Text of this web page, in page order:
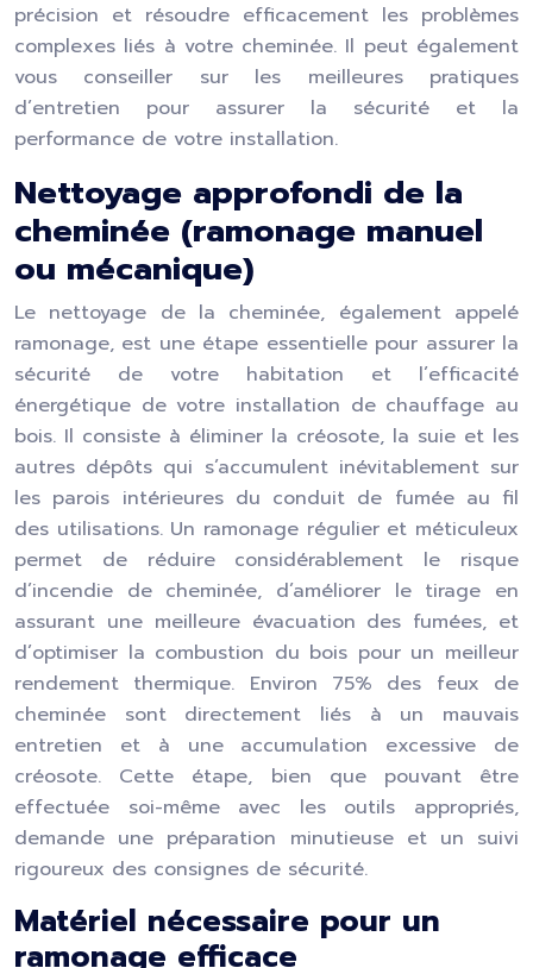
précision et résoudre efficacement les problèmes
complexes liés à votre cheminée. Il peut également
vous conseiller sur les meilleures pratiques
d’entretien pour assurer la sécurité et la
performance de votre installation.
Nettoyage approfondi de la
cheminée (ramonage manuel
ou mécanique)
Le nettoyage de la cheminée, également appelé
ramonage, est une étape essentielle pour assurer la
sécurité de votre habitation et l’efficacité
énergétique de votre installation de chauffage au
bois. Il consiste à éliminer la créosote, la suie et les
autres dépôts qui s’accumulent inévitablement sur
les parois intérieures du conduit de fumée au fil
des utilisations. Un ramonage régulier et méticuleux
permet de réduire considérablement le risque
d’incendie de cheminée, d’améliorer le tirage en
assurant une meilleure évacuation des fumées, et
d’optimiser la combustion du bois pour un meilleur
rendement thermique. Environ 75% des feux de
cheminée sont directement liés à un mauvais
entretien et à une accumulation excessive de
créosote. Cette étape, bien que pouvant être
effectuée soi-même avec les outils appropriés,
demande une préparation minutieuse et un suivi
rigoureux des consignes de sécurité.
Matériel nécessaire pour un
ramonage efficace